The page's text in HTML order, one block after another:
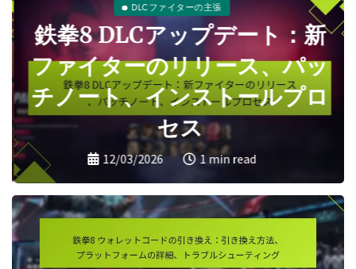
DLCファイターの主張
鉄拳8 DLCアップデート：新
ファイターのリリース、パッ
チノート、インストールプロ
セス
12/03/2026 1 min read